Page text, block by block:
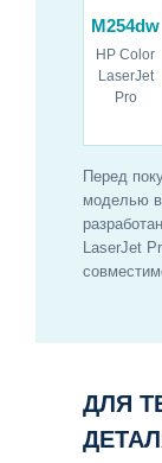
M254dw
HP Color
LaserJet
Pro
Перед
моделью
LaserJet
ДЛЯ